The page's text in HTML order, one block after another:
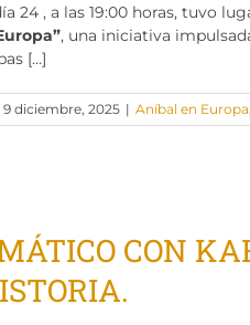
24 , a las 19:00 horas, tuvo
, una iniciativa
[…]
9 diciembre, 2025 | Aníbal en Europa,
CON